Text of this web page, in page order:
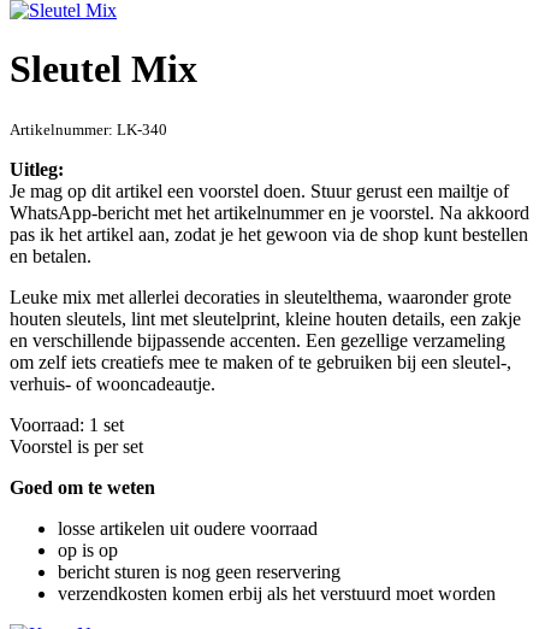
Sleutel Mix
Artikelnummer: LK-340
Uitleg:
Je mag op dit artikel een voorstel doen. Stuur gerust een mailtje of
WhatsApp-bericht met het artikelnummer en je voorstel. Na akkoord
pas ik het artikel aan, zodat je het gewoon via de shop kunt bestellen
en betalen.
Leuke mix met allerlei decoraties in sleutelthema, waaronder grote
houten sleutels, lint met sleutelprint, kleine houten details, een zakje
en verschillende bijpassende accenten. Een gezellige verzameling
om zelf iets creatiefs mee te maken of te gebruiken bij een sleutel-,
verhuis- of wooncadeautje.
Voorraad: 1 set
Voorstel is per set
Goed om te weten
losse artikelen uit oudere voorraad
op is op
bericht sturen is nog geen reservering
verzendkosten komen erbij als het verstuurd moet worden